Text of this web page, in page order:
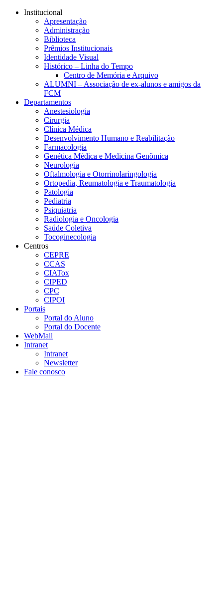
Conteúdo principal
Institucional
Apresentação
Administração
Biblioteca
Prêmios Institucionais
Identidade Visual
Histórico – Linha do Tempo
Centro de Memória e Arquivo
ALUMNI – Associação de ex-alunos e amigos da
FCM
Departamentos
Anestesiologia
Cirurgia
Clínica Médica
Desenvolvimento Humano e Reabilitação
Farmacologia
Genética Médica e Medicina Genômica
Neurologia
Oftalmologia e Otorrinolaringologia
Ortopedia, Reumatologia e Traumatologia
Patologia
Pediatria
Psiquiatria
Radiologia e Oncologia
Saúde Coletiva
Tocoginecologia
Centros
CEPRE
CCAS
CIATox
CIPED
CPC
CIPOI
Portais
Portal do Aluno
Portal do Docente
WebMail
Intranet
Intranet
Newsletter
Fale conosco